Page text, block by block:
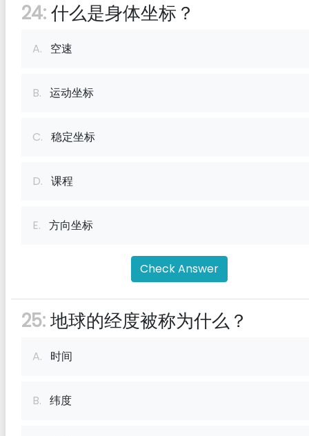
24:什么是身体坐标？
A. 空速
B. 运动坐标
C. 稳定坐标
D. 课程
E. 方向坐标
Check Answer
25:地球的经度被称为什么？
A. 时间
B. 纬度